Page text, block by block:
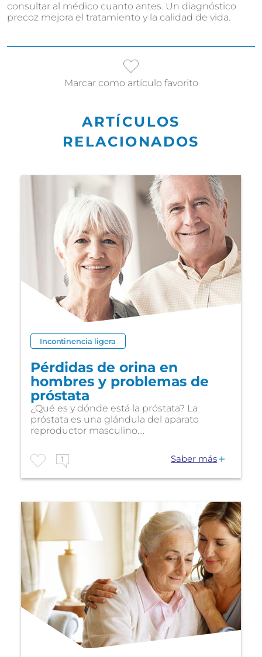
consultar al médico cuanto antes. Un diagnóstico
precoz mejora el tratamiento y la calidad de vida.
Marcar como artículo favorito
ARTÍCULOS
RELACIONADOS
Incontinencia ligera
Pérdidas de orina en
hombres y problemas de
próstata
¿Qué es y dónde está la próstata? La
próstata es una glándula del aparato
reproductor masculino....
1 Saber más